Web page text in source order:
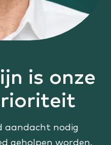
is onze
aandacht nodig
geholpen worden.